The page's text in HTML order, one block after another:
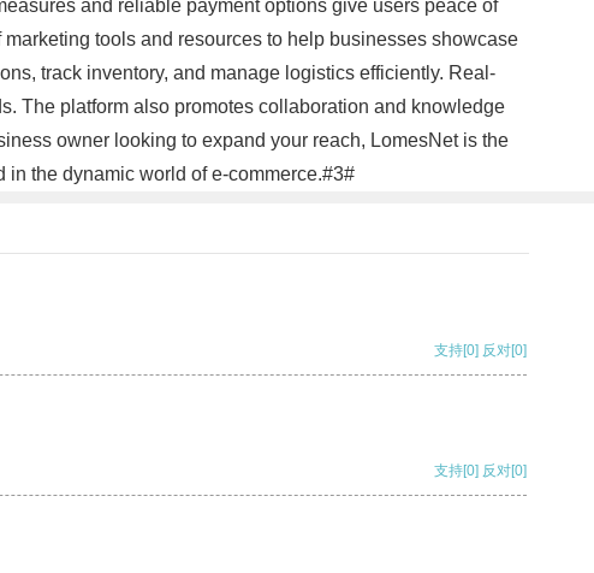
and reliable payment options give users peace of
tools and resources to help businesses showcase
track inventory, and manage logistics efficiently. Real-
The platform also promotes collaboration and knowledge
owner looking to expand your reach, LomesNet is the
the dynamic world of e-commerce.#3#
支持[0] 反对[0]
支持[0] 反对[0]